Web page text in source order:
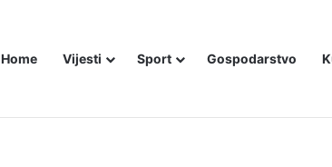
Home Vijesti Sport Gospodarstvo